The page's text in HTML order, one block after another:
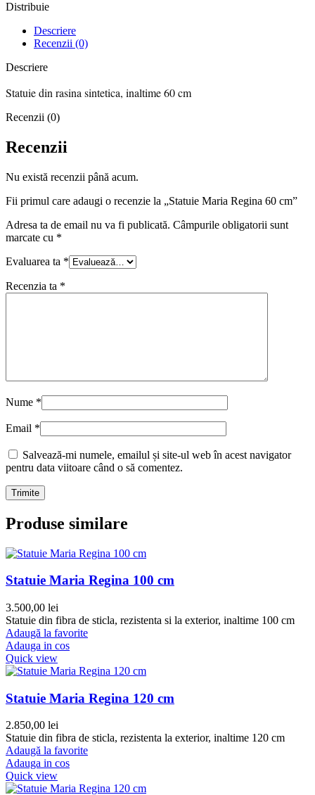
Distribuie
Descriere
Recenzii (0)
Descriere
Statuie din rasina sintetica, inaltime 60 cm
Recenzii (0)
Recenzii
Nu există recenzii până acum.
Fii primul care adaugi o recenzie la „Statuie Maria Regina 60 cm”
Adresa ta de email nu va fi publicată. Câmpurile obligatorii sunt
marcate cu *
Evaluarea ta *
Recenzia ta *
Nume *
Email *
Salvează-mi numele, emailul și site-ul web în acest navigator
pentru data viitoare când o să comentez.
Produse similare
Statuie Maria Regina 100 cm
3.500,00 lei
Statuie din fibra de sticla, rezistenta si la exterior, inaltime 100 cm
Adaugă la favorite
Adauga in cos
Quick view
Statuie Maria Regina 120 cm
2.850,00 lei
Statuie din fibra de sticla, rezistenta la exterior, inaltime 120 cm
Adaugă la favorite
Adauga in cos
Quick view